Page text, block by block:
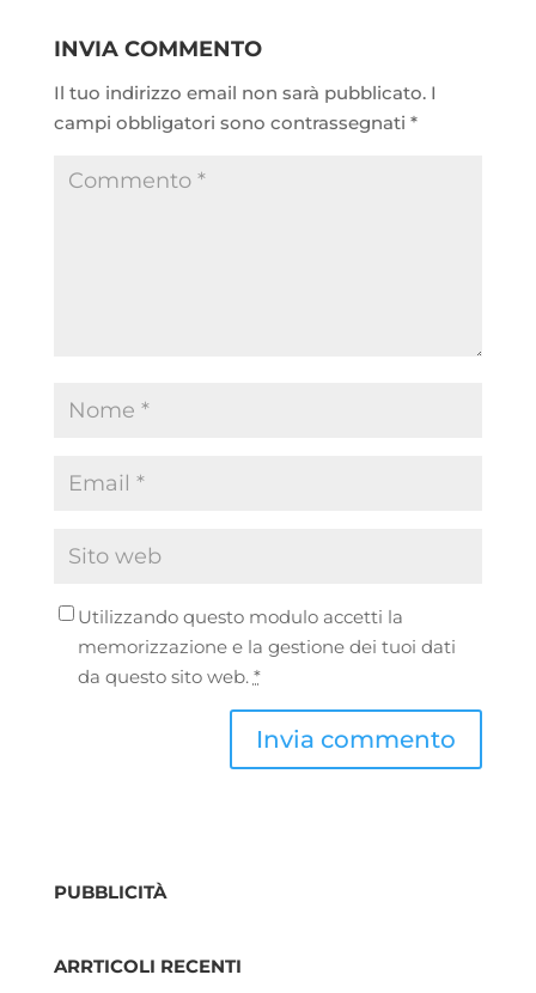
INVIA COMMENTO
Il tuo indirizzo email non sarà pubblicato. I
campi obbligatori sono contrassegnati *
Utilizzando questo modulo accetti la
memorizzazione e la gestione dei tuoi dati
da questo sito web. *
PUBBLICITÀ
ARRTICOLI RECENTI